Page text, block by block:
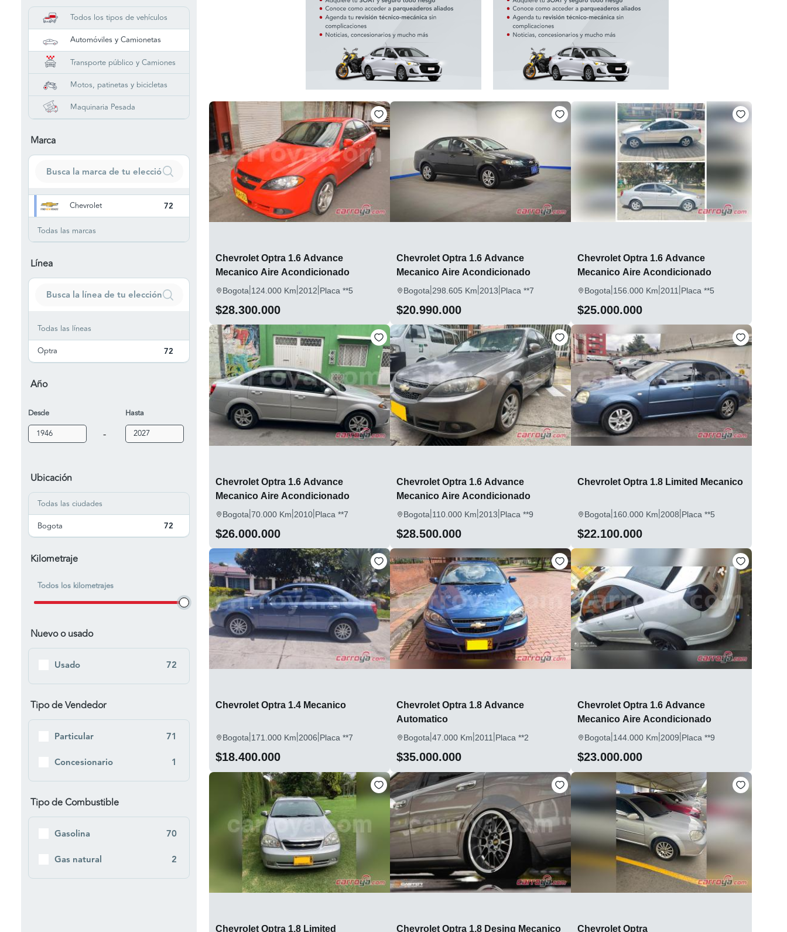
Todos los tipos de vehículos
Automóviles y Camionetas
Transporte público y Camiones
Motos, patinetas y bicicletas
Maquinaria Pesada
Marca
Chevrolet 72
Todas las marcas
Línea
Todas las líneas
Optra
72
Año
Desde
-
Hasta
Ubicación
Todas las ciudades
Bogota
72
Kilometraje
Todos los kilometrajes
Nuevo o usado
Usado 72
Tipo de Vendedor
Particular 71
Concesionario 1
Tipo de Combustible
Gasolina 70
Gas natural 2
Chevrolet Optra 1.6 Advance
Mecanico Aire Acondicionado
Bogota|124.000 Km|2012|Placa **5
$28.300.000
Chevrolet Optra 1.6 Advance
Mecanico Aire Acondicionado
Bogota|298.605 Km|2013|Placa **7
$20.990.000
Chevrolet Optra 1.6 Advance
Mecanico Aire Acondicionado
Bogota|156.000 Km|2011 |Placa **5
$25.000.000
Chevrolet Optra 1.6 Advance
Mecanico Aire Acondicionado
Bogota|70.000 Km|2010|Placa **7
$26.000.000
Chevrolet Optra 1.6 Advance
Mecanico Aire Acondicionado
Bogota|110.000 Km|2013|Placa **9
$28.500.000
Chevrolet Optra 1.8 Limited Mecanico
Bogota|160.000 Km|2008|Placa **5
$22.100.000
Chevrolet Optra 1.4 Mecanico
Bogota|171.000 Km|2006|Placa **7
$18.400.000
Chevrolet Optra 1.8 Advance
Automatico
Bogota|47.000 Km|2011|Placa **2
$35.000.000
Chevrolet Optra 1.6 Advance
Mecanico Aire Acondicionado
Bogota|144.000 Km|2009|Placa **9
$23.000.000
Chevrolet Optra 1.8 Limited
Chevrolet Optra 1.8 Desing Mecanico Chevrolet Optra